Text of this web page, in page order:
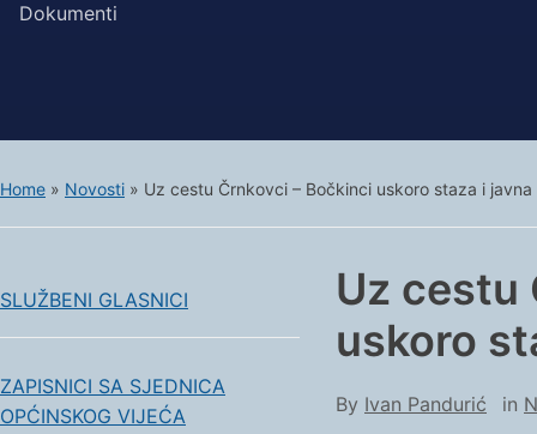
Dokumenti
Home » Novosti » Uz cestu Črnkovci – Bočkinci uskoro staza i
SLUŽBENI GLASNICI
ZAPISNICI SA SJEDNICA
OPĆINSKOG VIJEĆA
Uz cestu
uskoro
By Ivan Pandurić in